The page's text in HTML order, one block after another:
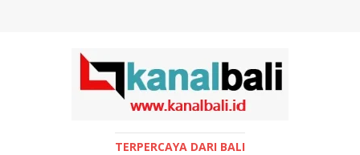
TERPERCAYA DARI BALI